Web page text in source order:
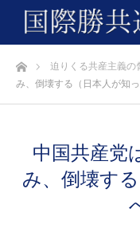
ホーム迫りくる共産主義の
み、倒壊する（日本人が知っ
中国共産党
み、倒壊す